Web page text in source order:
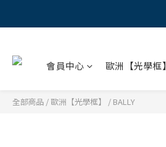
會員中心 歐洲【光學框】
全部商品 /歐洲【光學框】 / BALLY